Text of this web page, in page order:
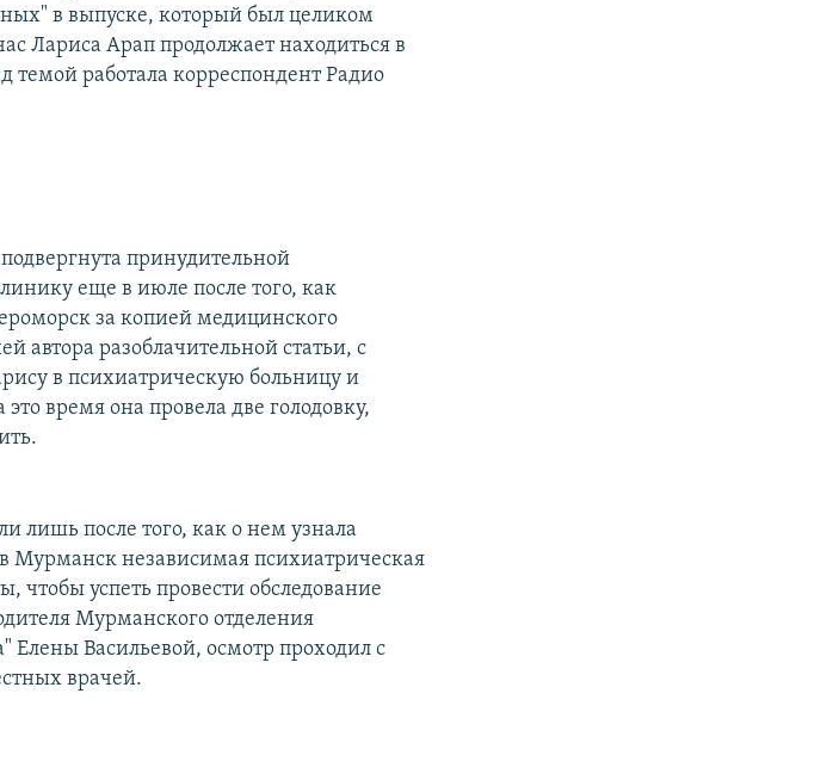
в выпуске, который был целиком
Лариса Арап продолжает находиться в
работала корреспондент Радио
принудительной
еще в июле после того, как
за копией медицинского
автора разоблачительной статьи, с
в психиатрическую больницу и
время она провела две голодовку,
лишь после того, как о нем узнала
Мурманск независимая психиатрическая
чтобы успеть провести обследование
Мурманского отделения
Елены Васильевой, осмотр проходил с
врачей.